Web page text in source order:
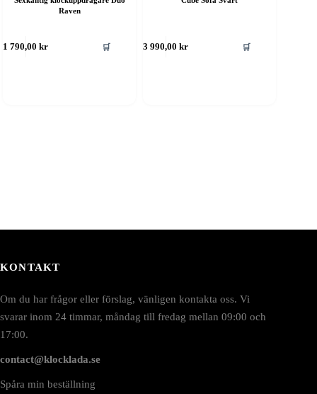
Raven
1 790,00kr 🛒 3 990,00kr 🛒
KONTAKT
Om du har frågor eller förslag, vänligen kontakta oss. Vi
svarar inom 24 timmar, måndag till fredag mellan 09:00 och
17:00.
contact@klocklada.se
Spåra min beställning